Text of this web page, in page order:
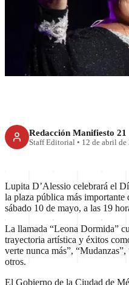
Lupita
zócalo el
Redacción Manifiesto 21
Staff Editorial • 12 de abril de
Lupita D’Alessio celebrará el
la plaza pública más importante
sábado 10 de mayo, a las 19
La llamada “Leona Dormida”
trayectoria artística y éxitos
verte nunca más”,
otros.
El Gobierno de la Ciudad de